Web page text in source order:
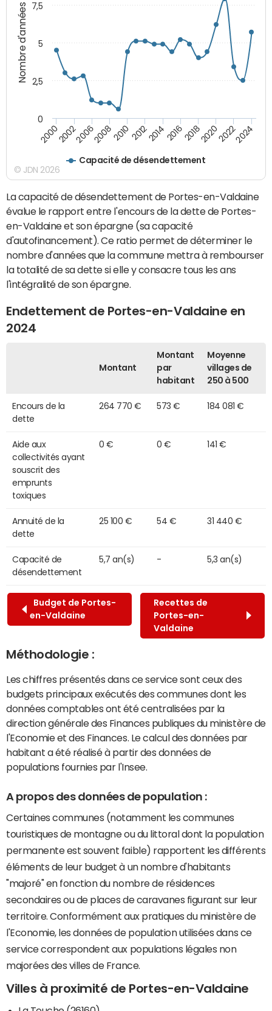
Nombre d'années
Capacité de désendettement
20002002200620082010 2012201420162018202020222024
0
2,5
5
7,5
© JDN 2026
La capacité de désendettement de Portes-en-Valdaine
évalue le rapport entre l'encours de la dette de Portes-
en-Valdaine et son épargne (sa capacité
d'autofinancement). Ce ratio permet de déterminer le
nombre d'années que la commune mettra à rembourser
la totalité de sa dette si elle y consacre tous les ans
l'intégralité de son épargne.
Endettement de Portes-en-Valdaine en
2024
Montant
Montant
par
habitant
Moyenne
villages de
250 à 500
Encours de la
dette
264 770 € 573 € 184 081 €
Aide aux
collectivités ayant
souscrit des
emprunts
toxiques
0 € 0 € 141 €
Annuité de la
dette
25 100 € 54 € 31 440 €
Capacité de
désendettement
5,7 an(s) - 5,3 an(s)
Budget de Portes-
en-Valdaine
Recettes de
Portes-en-
Valdaine
Méthodologie :
Les chiffres présentés dans ce service sont ceux des
budgets principaux exécutés des communes dont les
données comptables ont été centralisées par la
direction générale des Finances publiques du ministère de
l'Economie et des Finances. Le calcul des données par
habitant a été réalisé à partir des données de
populations fournies par l'Insee.
A propos des données de population :
Certaines communes (notamment les communes
touristiques de montagne ou du littoral dont la population
permanente est souvent faible) rapportent les différents
éléments de leur budget à un nombre d'habitants
"majoré" en fonction du nombre de résidences
secondaires ou de places de caravanes figurant sur leur
territoire. Conformément aux pratiques du ministère de
l'Economie, les données de population utilisées dans ce
service correspondent aux populations légales non
majorées des villes de France.
Villes à proximité de Portes-en-Valdaine